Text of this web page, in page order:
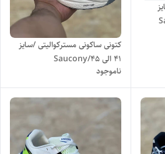
/سایز
کتونی ساکونی مسترکوالیتی /سایز
۴۱ الی ۴۵/Saucony
Endorphin speed4
ناموجود